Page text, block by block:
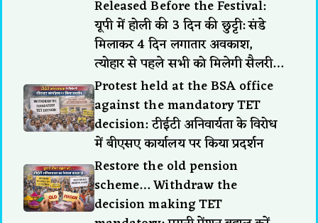
Released Before the Festival:
यूपी में होली की 3 दिन की छुट्टी: संडे
मिलाकर 4 दिन लगातार अवकाश,
त्योहार से पहले सभी को मिलेगी सैलरी…
Protest held at the BSA office
against the mandatory TET
decision: टीईटी अनिवार्यता के विरोध
में बीएसए कार्यालय पर किया प्रदर्शन
Restore the old pension
scheme… Withdraw the
decision making TET